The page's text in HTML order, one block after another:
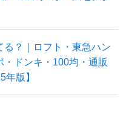
？｜ロフト・東急ハン
・ドンキ・100均・通販
年版】